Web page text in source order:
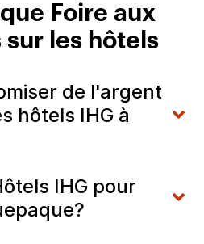
Foire aux
les hôtels
de l'argent
hôtels IHG à
IHG pour